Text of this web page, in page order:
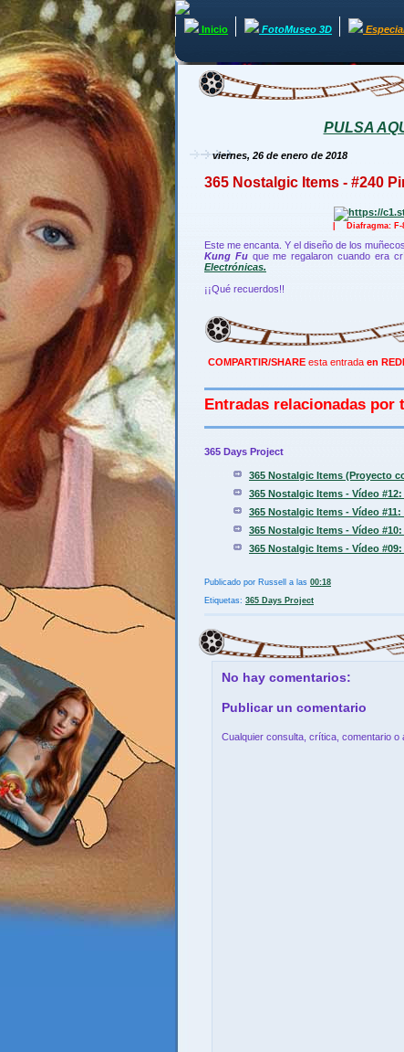
Inicio FotoMuseo 3D
PULSA
viernes, 26 de enero de 2018
365 Nostalgic Items - #240
| Diafragma:
Este me encanta. Y el diseño de los
Kung Fu que me regalaron cuando era
Electrónicas.
¡¡Qué recuerdos!!
COMPARTIR/SHARE esta entrada en
Entradas relacionadas por
365 Days Project
365 Nostalgic Items (Proyecto
365 Nostalgic Items - Vídeo #12:
365 Nostalgic Items - Vídeo #11:
365 Nostalgic Items - Vídeo #10:
365 Nostalgic Items - Vídeo #09:
Publicado por Russell a las 00:18
Etiquetas: 365 Days Project
No hay comentarios:
Publicar un comentario
Cualquier consulta, crítica, comentario o